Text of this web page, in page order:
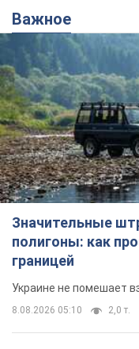
Важное
Значительные
полигоны: как
границей
Украине не помешает
8.08.2026 05:10 2,0 т.